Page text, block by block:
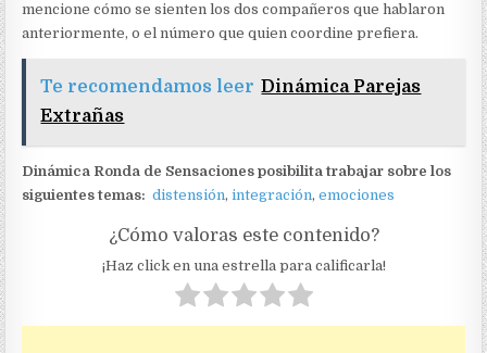
mencione cómo se sienten los dos compañeros que hablaron
anteriormente, o el número que quien coordine prefiera.
Te recomendamos leer Dinámica Parejas
Extrañas
Dinámica Ronda de Sensaciones posibilita trabajar sobre los
siguientes temas: distensión,integración,emociones
¿Cómo valoras este contenido?
¡Haz click en una estrella para calificarla!